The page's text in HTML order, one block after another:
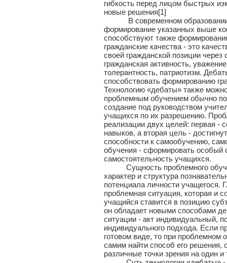
гибкость перед лицом быстрых
новые решения[1]
В современном образовании
формирование указанных выше
способствуют также
гражданские качества - это
своей гражданской позиции
гражданская активность,
толерантность, патриотизм.
способствовать формированию
Технологию «дебаты» также
проблемным обучением обычно
создание под руководством
учащихся по их разрешению.
реализации двух целей: первая -
навыков, а вторая цель -
способности к самообучению,
обучения - сформировать особый
самостоятельность учащихся.
Сущность проблемного
характер и структура
потенциала личности учащегося.
проблемная ситуация, которая и
учащийся ставится в позицию
он обладает новыми способами
ситуации - акт индивидуальный,
индивидуального подхода. Если
готовом виде, то при проблемном
самим найти способ его решения,
различные точки зрения на один и